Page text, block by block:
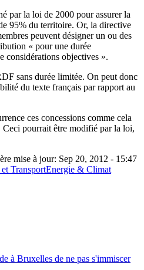
par la loi de 2000 pour assurer la
95% du territoire. Or, la directive
peuvent désigner un ou des
« pour une durée
considérations objectives ».
sans durée limitée. On peut donc
du texte français par rapport au
ces concessions comme cela
Ceci pourrait être modifié par la loi,
mise à jour: Sep 20, 2012 - 15:47
TransportEnergie & Climat
à Bruxelles de ne pas s'immiscer